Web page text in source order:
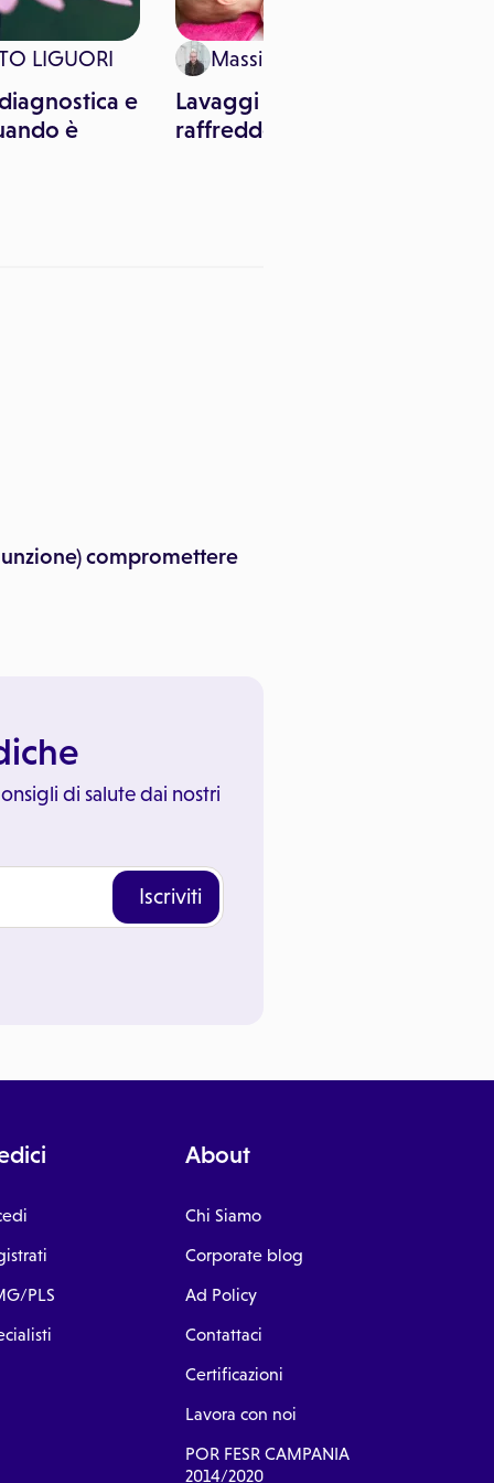
LIGUORI
e
è
Massimo Canorro
Lavaggi nasali contro il
raffreddore
compromettere
di salute dai nostri
Iscriviti
PLS
About
Chi Siamo
Corporate blog
Ad Policy
Contattaci
Certificazioni
Lavora con noi
POR FESR CAMPANIA
2014/2020